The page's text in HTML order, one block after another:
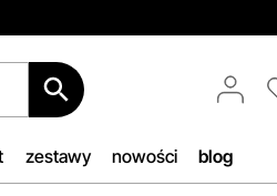
Spersonalizowane Próbki
starannie dobrane próbki
kosmetyków, dopasowane do
zestawy nowości blog